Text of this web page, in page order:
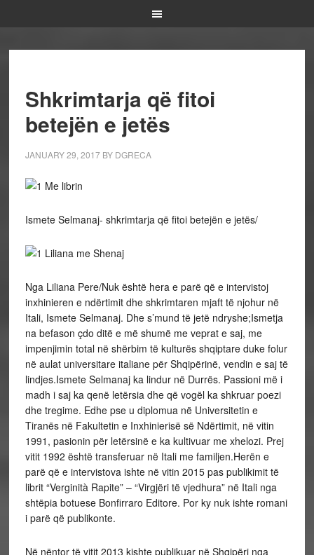
Shkrimtarja që fitoi
betejën e jetës
JANUARY 29, 2017BY DGRECA
Ismete Selmanaj- shkrimtarja që fitoi betejën e jetës/
Nga Liliana Pere/Nuk është hera e parë që e intervistoj
inxhinieren e ndërtimit dhe shkrimtaren mjaft të njohur në
Itali, Ismete Selmanaj. Dhe s’mund të jetë ndryshe;Ismetja
na befason çdo ditë e më shumë me veprat e saj, me
impenjimin total në shërbim të kulturës shqiptare duke folur
në aulat universitare italiane për Shqipërinë, vendin e saj të
lindjes.Ismete Selmanaj ka lindur në Durrës. Passioni më i
madh i saj ka qenë letërsia dhe që vogël ka shkruar poezi
dhe tregime. Edhe pse u diplomua në Universitetin e
Tiranës në Fakultetin e Inxhinierisë së Ndërtimit, në vitin
1991, pasionin për letërsinë e ka kultivuar me xhelozi. Prej
vitit 1992 është transferuar në Itali me familjen.Herën e
parë që e intervistova ishte në vitin 2015 pas publikimit të
librit “Verginità Rapite” – “Virgjëri të vjedhura” në Itali nga
shtëpia botuese Bonfirraro Editore. Por ky nuk ishte romani
i parë që publikonte.
Në nëntor të vitit 2013 kishte publikuar në Shqipëri nga